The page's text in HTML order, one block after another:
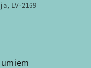
LV-2169